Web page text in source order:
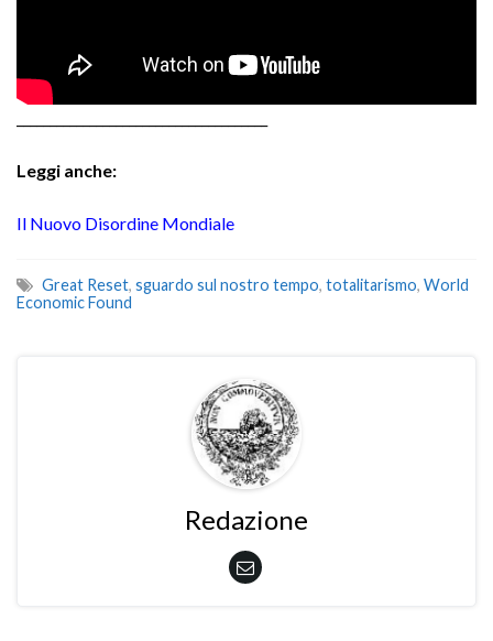
Leggi anche:
Il Nuovo Disordine Mondiale
Great Reset, sguardo sul nostro tempo, totalitarismo, World
Economic Found
Redazione